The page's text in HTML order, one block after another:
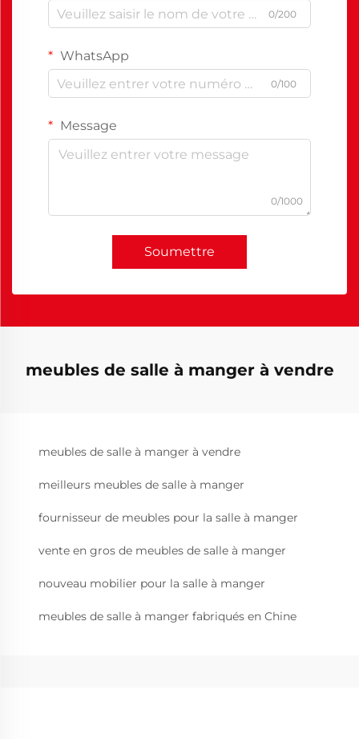
0/200
WhatsApp
0/100
Message
0/1000
Soumettre
meubles de salle à manger à vendre
meubles de salle à manger à vendre
meilleurs meubles de salle à manger
fournisseur de meubles pour la salle à manger
vente en gros de meubles de salle à manger
nouveau mobilier pour la salle à manger
meubles de salle à manger fabriqués en Chine